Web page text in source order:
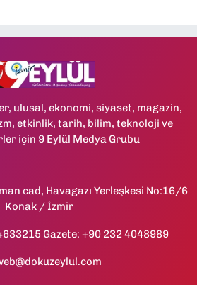
ulusal, ekonomi, siyaset, magazin,
etkinlik, tarih, bilim, teknoloji ve
için 9 Eylül Medya Grubu
cad, Havagazı Yerleşkesi No:16/6
Konak / İzmir
Gazete: +90 232 4048989